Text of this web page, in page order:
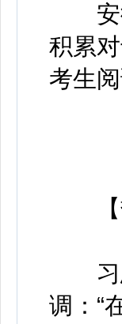
安
积累
考生
【
习总
调：“